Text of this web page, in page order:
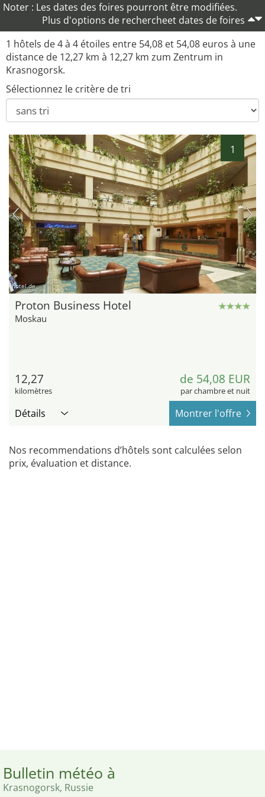
Noter : Les dates des foires pourront être modifiées.
Plus d'options de rechercheet dates de foires
1 hôtels de 4 à 4 étoiles entre 54,08 et 54,08 euros à une
distance de 12,27 km à 12,27 km zum Zentrum in
Krasnogorsk.
Sélectionnez le critère de tri
1
hotel.de
Proton Business Hotel
Moskau
12,27
kilomètres
de 54,08 EUR
par chambre et nuit
Détails Montrer l'offre
Nos recommendations d’hôtels sont calculées selon
prix, évaluation et distance.
Bulletin météo à
Krasnogorsk, Russie